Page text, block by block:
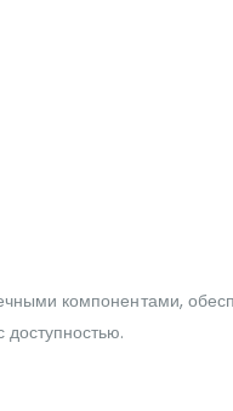
компонентами,
доступностью.